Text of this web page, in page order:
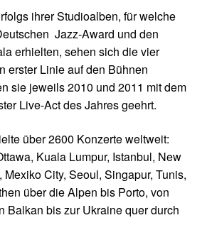
ihrer Studioalben, für welche
Jazz-Award und den
erhielten, sehen sich die vier
erster Linie auf den Bühnen
sie jeweils 2010 und 2011 mit dem
Live-Act des Jahres geehrt.
über 2600 Konzerte weltweit:
Kuala Lumpur, Istanbul, New
City, Seoul, Singapur, Tunis,
über die Alpen bis Porto, von
Balkan bis zur Ukraine quer durch